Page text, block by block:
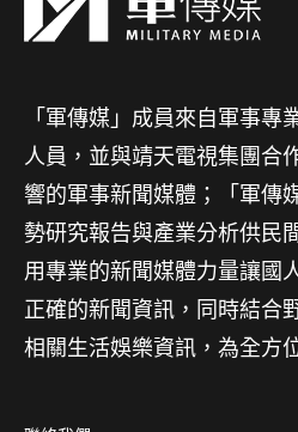
「軍傳媒」成員來自軍事
人員，並與靖天電視集團合
響的軍事新聞媒體；「軍傳
勢研究報告與產業分析供民
用專業的新聞媒體力量讓國
正確的新聞資訊，同時結合
相關生活娛樂資訊，為全方